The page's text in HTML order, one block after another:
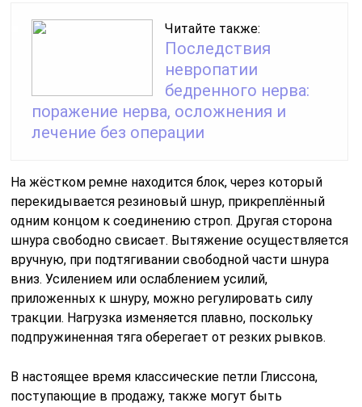
Читайте также:
Последствия
невропатии
бедренного нерва:
поражение нерва, осложнения и
лечение без операции
На жёстком ремне находится блок, через который
перекидывается резиновый шнур, прикреплённый
одним концом к соединению строп. Другая сторона
шнура свободно свисает. Вытяжение осуществляется
вручную, при подтягивании свободной части шнура
вниз. Усилением или ослаблением усилий,
приложенных к шнуру, можно регулировать силу
тракции. Нагрузка изменяется плавно, поскольку
подпружиненная тяга оберегает от резких рывков.
В настоящее время классические петли Глиссона,
поступающие в продажу, также могут быть